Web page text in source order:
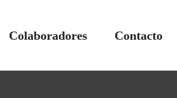
Colaboradores Contacto